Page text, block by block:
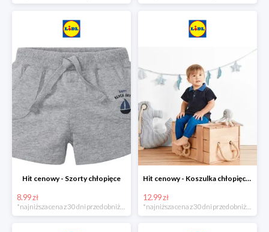
Hit cenowy - Szorty chłopięce
8.99 zł
*najniższa cena z 30 dni przed obniżką
Hit cenowy - Koszulka chłopięca polo
12.99 zł
*najniższa cena z 30 dni przed obniżką